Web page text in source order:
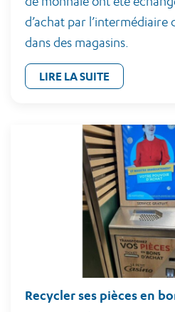
d’achat par l’intermédiaire
dans des magasins.
LIRE LA SUITE
Recycler ses pièces en